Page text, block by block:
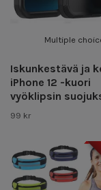
Multiple
Iskunkestävä ja
iPhone 12 -kuori
vyöklipsin
99 kr